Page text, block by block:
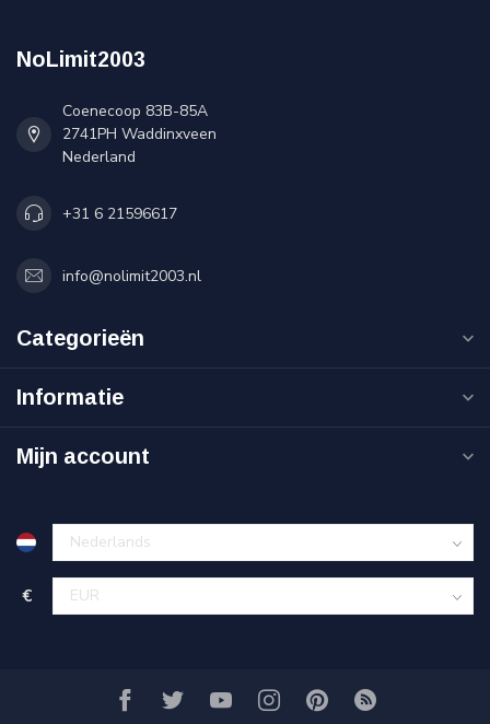
NoLimit2003
Coenecoop 83B-85A
2741PH Waddinxveen
Nederland
+31 6 21596617
info@nolimit2003.nl
Categorieën
Informatie
Mijn account
€